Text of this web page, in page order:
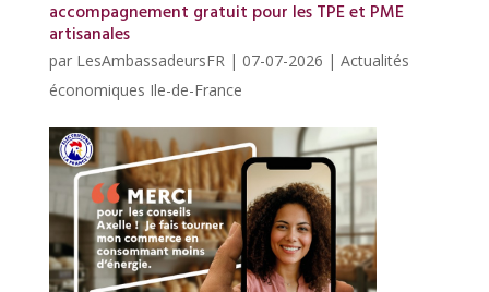
accompagnement gratuit pour les TPE et PME
artisanales
par LesAmbassadeursFR| 07-07-2026 | Actualités
économiques Ile-de-France